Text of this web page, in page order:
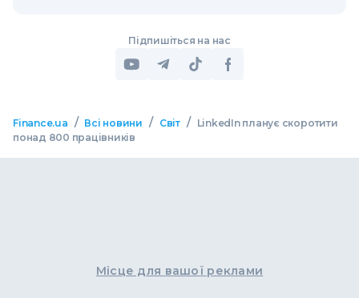
Підпишіться на нас
Finance.ua / Всі новини / Світ /
LinkedIn планує скоротити
понад 800 працівників
Місце для вашої реклами